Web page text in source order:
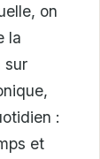
on
la
sur
:
et